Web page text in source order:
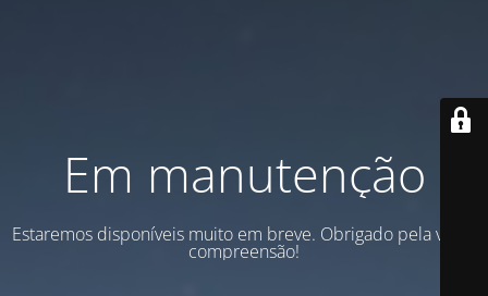
Em manutenção
Estaremos disponíveis muito em breve. Obrigado pela vossa
compreensão!